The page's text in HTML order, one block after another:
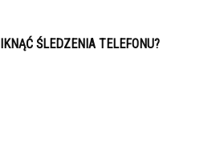
ŚLEDZENIA TELEFONU?